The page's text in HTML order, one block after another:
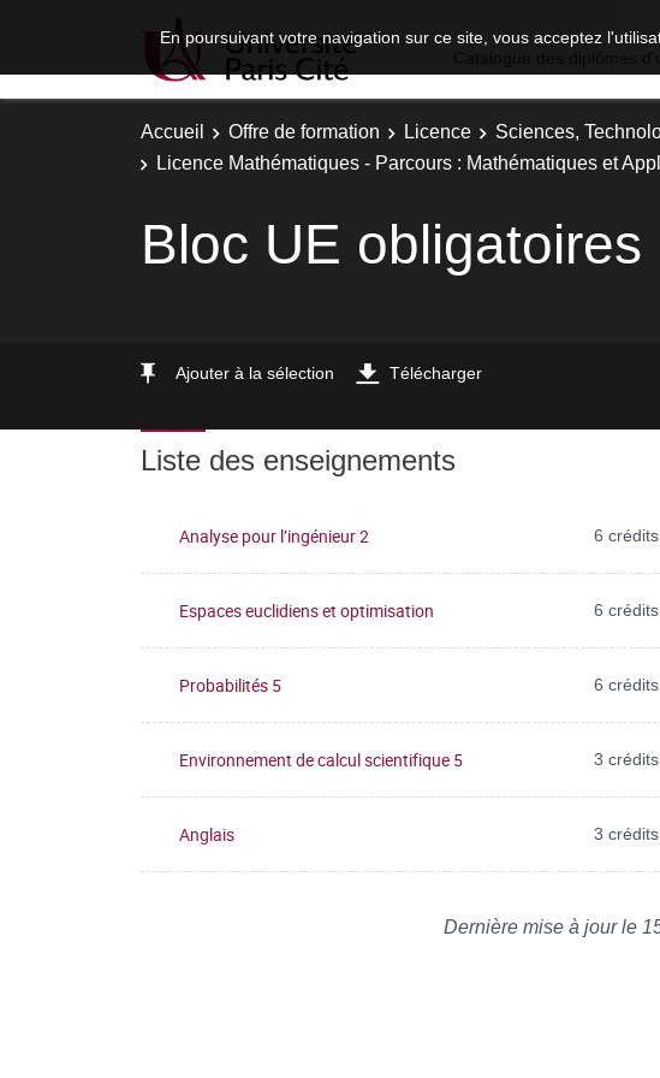
En poursuivant votre navigation sur ce site, vous acceptez
Accueil Offre de formation Licence Sciences,
Licence Mathématiques - Parcours : Mathématiques et
Bloc UE obligatoires
Ajouter à la sélection Télécharger
Liste des enseignements
Analyse pour l’ingénieur 2 6 crédits
Espaces euclidiens et optimisation 6 crédits
Probabilités 5 6 crédits
Environnement de calcul scientifique 5 3 crédits
Anglais 3 crédits
Dernière mise à jour le